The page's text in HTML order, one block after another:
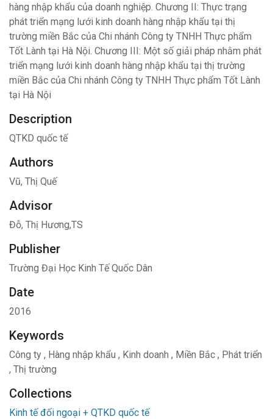
hàng nhập khẩu của doanh nghiệp. Chương II: Thực trạng
phát triển mạng lưới kinh doanh hàng nhập khẩu tại thị
trường miền Bắc của Chi nhánh Công ty TNHH Thực phẩm
Tốt Lành tại Hà Nội. Chương III: Một số giải pháp nhằm phát
triển mạng lưới kinh doanh hàng nhập khẩu tại thị trường
miền Bắc của Chi nhánh Công ty TNHH Thực phẩm Tốt Lành
tại Hà Nội
Description
QTKD quốc tế
Authors
Vũ, Thị Quế
Advisor
Đỗ, Thị Hương,TS
Publisher
Trường Đại Học Kinh Tế Quốc Dân
Date
2016
Keywords
Công ty , Hàng nhập khẩu , Kinh doanh , Miền Bắc , Phát triển
, Thị trường
Collections
Kinh tế đối ngoại + QTKD quốc tế